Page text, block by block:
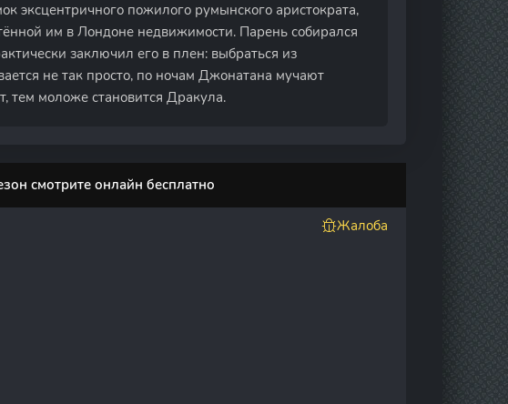
эксцентричного пожилого румынского аристократа,
им в Лондоне недвижимости. Парень собирался
заключил его в плен: выбраться из
не так просто, по ночам Джонатана мучают
тем моложе становится Дракула.
смотрите онлайн бесплатно
Жалоба